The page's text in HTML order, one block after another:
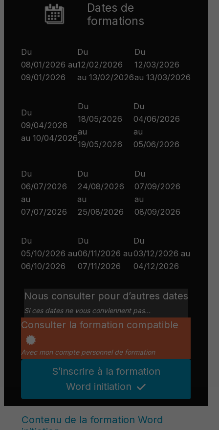
Dates de
formations
Du
08/01/2026 au
09/01/2026
Du
12/02/2026
au 13/02/2026
Du
12/03/2026
au 13/03/2026
Du
09/04/2026
au 10/04/2026
Du
18/05/2026
au
19/05/2026
Du
04/06/2026
au
05/06/2026
Du
06/07/2026
au
07/07/2026
Du
24/08/2026
au
25/08/2026
Du
07/09/2026
au
08/09/2026
Du
05/10/2026 au
06/10/2026
Du
06/11/2026 au
07/11/2026
Du
03/12/2026 au
04/12/2026
Nous consulter pour d’autres dates
Si ces dates ne vous conviennent pas…
Consulter la formation compatible
Avec mon compte personnel de formation
S’inscrire à la formation
Word initiation
Contenu de la formation Word